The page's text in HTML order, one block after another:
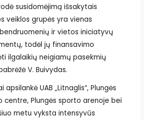
susidomėjimą išsakytais
veiklos grupės yra vienas
ir vietos iniciatyvų
todėl jų finansavimo
ilgalaikių neigiamų pasekmių
V. Buivydas.
apsilankė UAB „Litnaglis“, Plungės
centre, Plungės sporto arenoje bei
metu vyksta intensyvūs